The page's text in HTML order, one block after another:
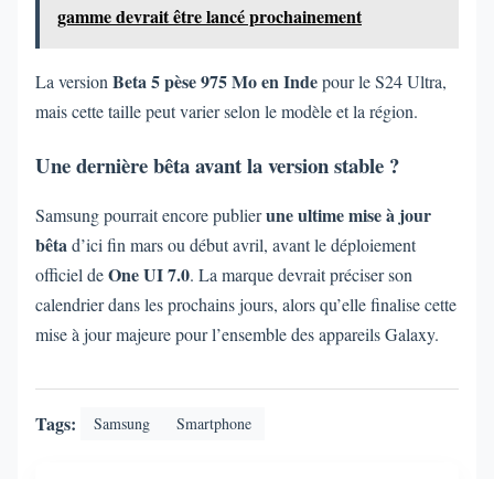
gamme devrait être lancé prochainement
La version Beta 5 pèse 975 Mo en Indepour le S24 Ultra,
mais cette taille peut varier selon le modèle et la région.
Une dernière bêta avant la version stable ?
Samsung pourrait encore publierune ultime mise à jour
bêtad’ici fin mars ou début avril, avant le déploiement
officiel deOne UI 7.0. La marque devrait préciser son
calendrier dans les prochains jours, alors qu’elle finalise cette
mise à jour majeure pour l’ensemble des appareils Galaxy.
Tags: Samsung Smartphone